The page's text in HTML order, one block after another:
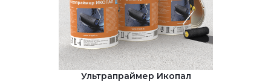
Ультрапраймер Икопал